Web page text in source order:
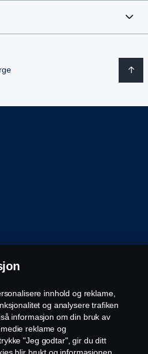
innhold og reklame,
og analysere trafiken
informasjon om din bruk av
reklame og
"Jeg godtar", gir du ditt